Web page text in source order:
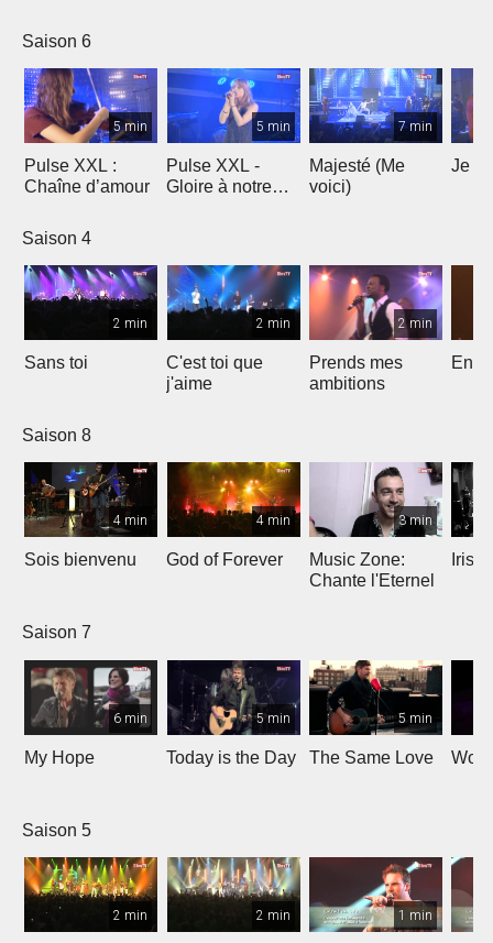
Saison 6
5 min
Pulse XXL :
Chaîne d’amour
5 min
Pulse XXL -
Gloire à notre
7 min
Majesté (Me
voici)
Je te
Saison 4
2 min
Sans toi
2 min
C'est toi que
j'aime
2 min
Prends mes
ambitions
Saison 8
4 min
Sois bienvenu
4 min
God of Forever
3 min
Music Zone:
Chante l'Eternel
Irish
Saison 7
6 min
My Hope
5 min
Today is the Day
5 min
The Same Love
Saison 5
2 min 2 min 1 min